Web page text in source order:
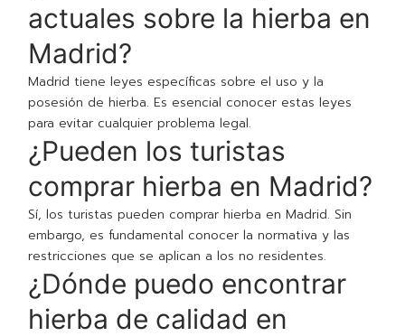
actuales sobre la hierba en
Madrid?
Madrid tiene leyes específicas sobre el uso y la
posesión de hierba. Es esencial conocer estas leyes
para evitar cualquier problema legal.
¿Pueden los turistas
comprar hierba en Madrid?
Sí, los turistas pueden comprar hierba en Madrid. Sin
embargo, es fundamental conocer la normativa y las
restricciones que se aplican a los no residentes.
¿Dónde puedo encontrar
hierba de calidad en